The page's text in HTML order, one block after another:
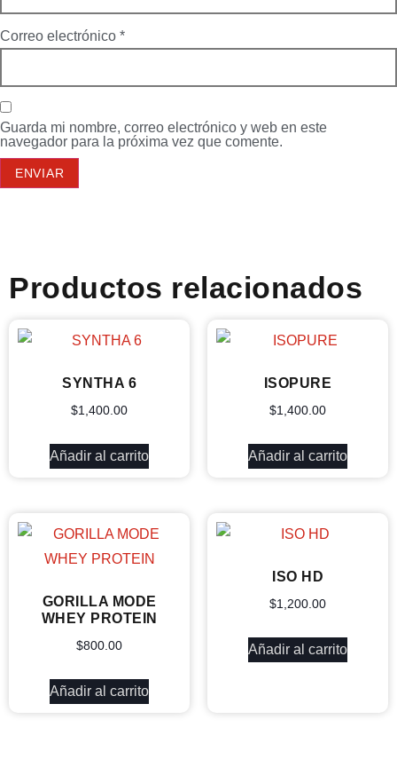
Correo electrónico *
Guarda mi nombre, correo electrónico y web en este
navegador para la próxima vez que comente.
Productos relacionados
SYNTHA 6
$1,400.00
Añadir al carrito
ISOPURE
$1,400.00
Añadir al carrito
GORILLA MODE
WHEY PROTEIN
$800.00
Añadir al carrito
ISO HD
$1,200.00
Añadir al carrito